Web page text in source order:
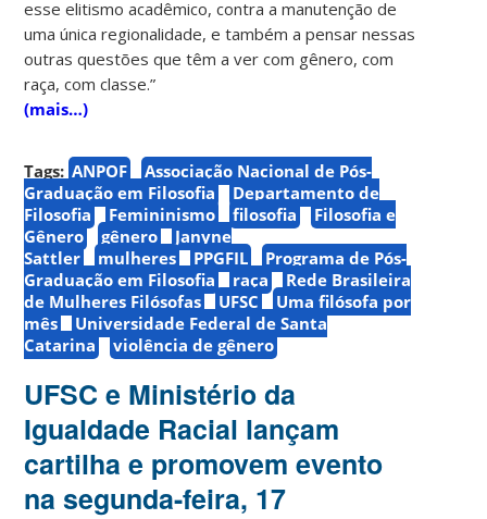
esse elitismo acadêmico, contra a manutenção de
uma única regionalidade, e também a pensar nessas
outras questões que têm a ver com gênero, com
raça, com classe.”
(mais…)
Tags: ANPOF
Associação Nacional de Pós-
Graduação em Filosofia
Departamento de
Filosofia
Femininismo filosofia
Filosofia e
Gênero
gênero
Janyne
Sattler
mulheres PPGFIL
Programa de Pós-
Graduação em Filosofia
raça
Rede Brasileira
de Mulheres Filósofas
UFSC
Uma filósofa por
mês
Universidade Federal de Santa
Catarina
violência de gênero
UFSC e Ministério da
Igualdade Racial lançam
cartilha e promovem evento
na segunda-feira, 17